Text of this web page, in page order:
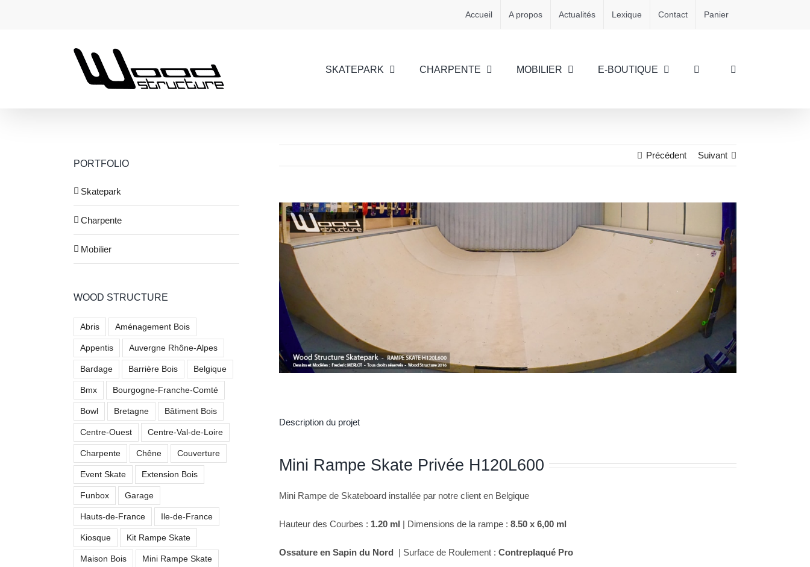
Accueil A propos Actualités Lexique Contact Panier
SKATEPARK CHARPENTE MOBILIER E-BOUTIQUE
Précédent Suivant
View
Larger
Image
Description du projet
Mini Rampe Skate Privée H120L600
Mini Rampe de Skateboard installée par notre client en Belgique
Hauteur des Courbes : 1.20 ml | Dimensions de la rampe : 8.50 x 6,00 ml
Ossature en Sapin du Nord | Surface de Roulement : Contreplaqué Pro
PORTFOLIO
Skatepark
Charpente
Mobilier
WOOD STRUCTURE
Abris Aménagement Bois
Appentis Auvergne Rhône-Alpes
Bardage Barrière Bois Belgique
Bmx Bourgogne-Franche-Comté
Bowl Bretagne Bâtiment Bois
Centre-Ouest Centre-Val-de-Loire
Charpente Chêne Couverture
Event Skate Extension Bois
Funbox Garage
Hauts-de-France Ile-de-France
Kiosque Kit Rampe Skate
Maison Bois Mini Rampe Skate